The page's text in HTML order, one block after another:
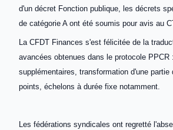
d'un décret Fonction publique, les décrets
de catégorie A ont été soumis pour avis au
La CFDT Finances s'est félicitée de la
avancées obtenues dans le protocole PPCR
supplémentaires, transformation d'une partie
points, échelons à durée fixe notamment.
Les fédérations syndicales ont regretté